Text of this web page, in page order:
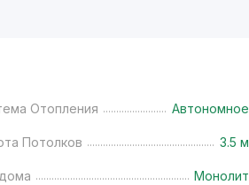
Отопления Автономное
Потолков 3.5 м
Монолит